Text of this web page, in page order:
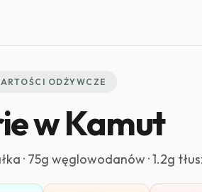
ODŻYWCZE
w Kamut
· 75g węglowodanów · 1.2g